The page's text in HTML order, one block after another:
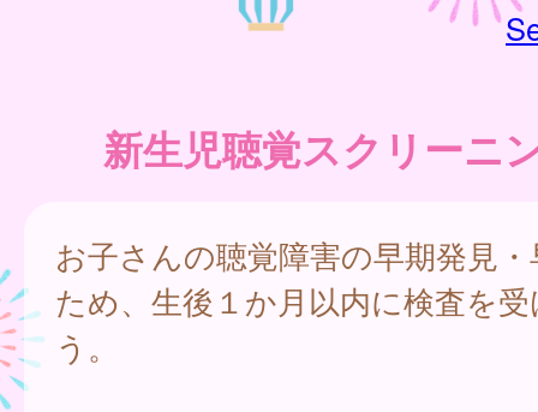
新生児聴覚スクリーニ
お子さんの聴覚障害の早期発見
ため、生後１か月以内に検査を
う。